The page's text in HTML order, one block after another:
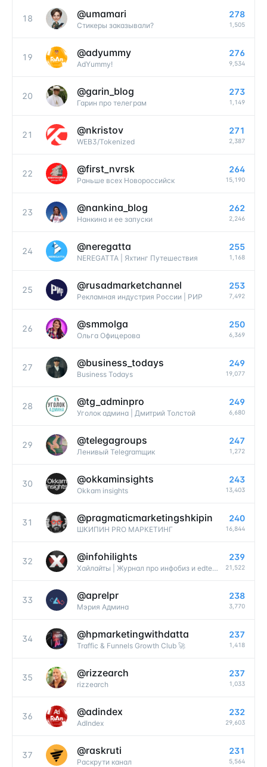
18 @umamari
Стикеры заказывали?
278
1,505
19 @adyummy
AdYummy!
276
9,534
20 @garin_blog
Гарин про телеграм
273
1,149
21 @nkristov
WEB3/Tokenized
271
2,387
22 @first_nvrsk
Раньше всех Новороссийск
264
15,190
23 @nankina_blog
Нанкина и ее запуски
262
2,246
24 @neregatta
NEREGATTA | Яхтинг Путешествия
255
1,168
25 @rusadmarketchannel
Рекламная индустрия России | РИР
253
7,492
26 @smmolga
Ольга Офицерова
250
6,369
27 @business_todays
Business Todays
249
19,077
28 @tg_adminpro
Уголок админа | Дмитрий Толстой
249
6,680
29 @telegagroups
Ленивый Telegramщик
247
1,272
30 @okkaminsights
Okkam insights
243
13,403
31 @pragmaticmarketingshkipin
ШКИПИН PRO МАРКЕТИНГ
240
16,844
32 @infohilights
Хайлайты | Журнал про инфобиз и edtech
239
21,522
33 @aprelpr
Мэрия Админа
238
3,770
34 @hpmarketingwithdatta
Traffic & Funnels Growth Club 🚀
237
1,418
35 @rizzearch
rizzearch
237
1,033
36 @adindex
AdIndex
232
29,603
37 @raskruti
Раскрути канал
231
5,564